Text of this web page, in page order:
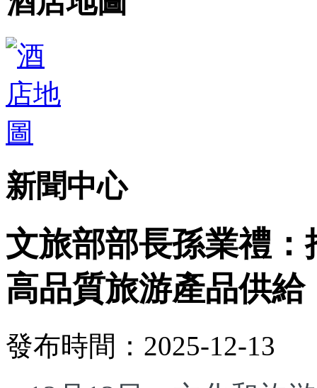
新聞中心
文旅部部長孫業禮
高品質旅游產品供給
發布時間：2025-12-13